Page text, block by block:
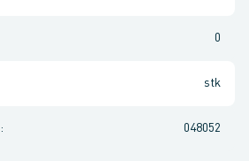
0
stk
: 048052